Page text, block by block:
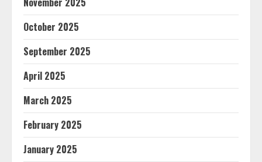
October 2025
September 2025
April 2025
March 2025
February 2025
January 2025